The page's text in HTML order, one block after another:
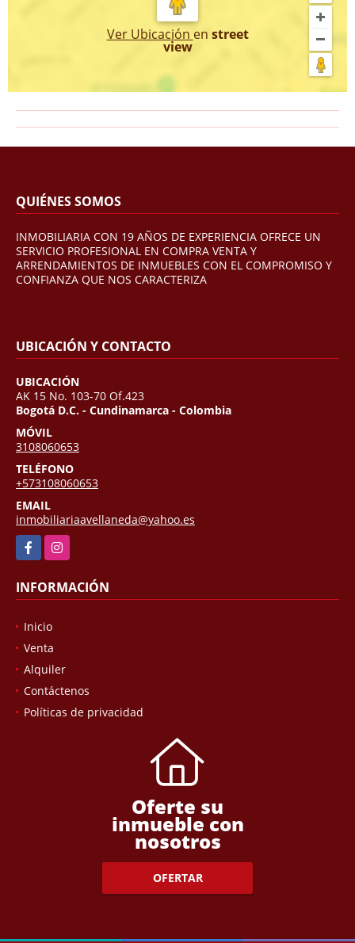
Ver Ubicación en street
view
QUIÉNES SOMOS
INMOBILIARIA CON 19 AÑOS DE EXPERIENCIA OFRECE UN
SERVICIO PROFESIONAL EN COMPRA VENTA Y
ARRENDAMIENTOS DE INMUEBLES CON EL COMPROMISO Y
CONFIANZA QUE NOS CARACTERIZA
UBICACIÓN Y CONTACTO
UBICACIÓN
AK 15 No. 103-70 Of.423
Bogotá D.C. - Cundinamarca - Colombia
MÓVIL
3108060653
TELÉFONO
+573108060653
EMAIL
inmobiliariaavellaneda@yahoo.es
FacebookInstagram
INFORMACIÓN
Inicio
Venta
Alquiler
Contáctenos
Políticas de privacidad
Oferte su
inmueble con
nosotros
OFERTAR